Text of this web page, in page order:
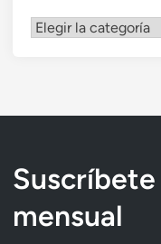
Categorías
mensual